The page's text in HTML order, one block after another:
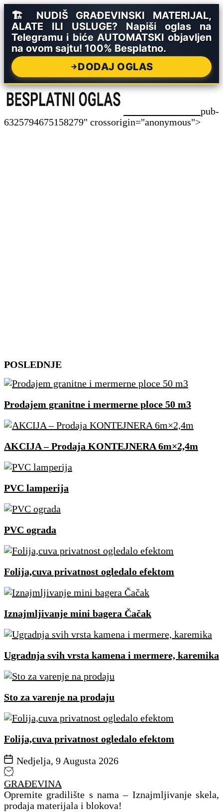
🏗️ NUDIŠ GRAĐEVINSKI MATERIJAL,
ALATE ILI USLUGE? Napiši oglas na
Telegramu i biće AUTOMATSKI objavljen
na ovom sajtu! 100% Besplatno.
DODAJ OGLAS
pub-
6325794675158279" crossorigin="anonymous">
Skip
content
POSLEDNJE
Prodajem granitne i mermerne ploce 50 m3
AKCIJA – Prodaja KONTEJNERA 6m×2,4m
PVC lamperija
PVC ograda
Folija,cuva privatnost ogledalo efektom
Iznajmljivanje mini bagera Čačak
Ugradnja svih vrsta kamena i mermere, karemika
Sto za varenje na prodaju
Folija,cuva privatnost ogledalo efektom
Nedjelja, 9 Augusta 2026
GRAĐEVINA
Opremite gradilište s nama – Iznajmljivanje skela,
prodaja materijala i blokova!